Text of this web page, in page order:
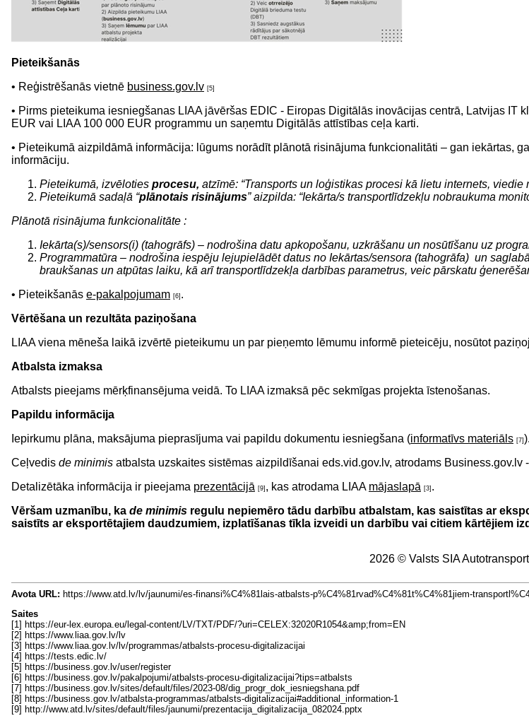
Pieteikšanās
• Reģistrēšanās vietnē business.gov.lv [5]
• Pirms pieteikuma iesniegšanas LIAA jāvēršas EDIC - Eiropas Digitālās inovācijas centrā, Latvijas IT
EUR vai LIAA 100 000 EUR programmu un saņemtu Digitālās attīstības ceļa karti.
• Pieteikumā aizpildāmā informācija: lūgums norādīt plānotā risinājuma funkcionalitāti – gan iekārtas,
informāciju.
Pieteikumā, izvēloties procesu, atzīmē: “Transports un loģistikas procesi kā lietu internets,
Pieteikumā sadaļā “plānotais risinājums” aizpilda: “Iekārta/s transportlīdzekļu nobraukuma
Plānotā risinājuma funkcionalitāte :
Iekārta(s)/sensors(i) (tahogrāfs) – nodrošina datu apkopošanu, uzkrāšanu un nosūtīšanu uz
Programmatūra – nodrošina iespēju lejupielādēt datus no Iekārtas/sensora (tahogrāfa) un
braukšanas un atpūtas laiku, kā arī transportlīdzekļa darbības parametrus, veic pārskatu
• Pieteikšanās e-pakalpojumam [6] .
Vērtēšana un rezultāta paziņošana
LIAA viena mēneša laikā izvērtē pieteikumu un par pieņemto lēmumu informē pieteicēju, nosūtot
Atbalsta izmaksa
Atbalsts pieejams mērķfinansējuma veidā. To LIAA izmaksā pēc sekmīgas projekta īstenošanas.
Papildu informācija
Iepirkumu plāna, maksājuma pieprasījuma vai papildu dokumentu iesniegšana (informatīvs materiāls [7] ).
Ceļvedis de minimis atbalsta uzskaites sistēmas aizpildīšanai eds.vid.gov.lv, atrodams Business.gov.lv
Detalizētāka informācija ir pieejama prezentācijā [9] , kas atrodama LIAA mājaslapā [3] .
Vēršam uzmanību, ka de minimis regulu nepiemēro tādu darbību atbalstam, kas saistītas ar
saistīts ar eksportētajiem daudzumiem, izplatīšanas tīkla izveidi un darbību vai citiem kārtējiem
2026 © Valsts SIA
Avota URL: https://www.atd.lv/lv/jaunumi/es-finansi%C4%81lais-atbalsts-p%C4%81rvad%C4%81t%C4%81jiem-
Saites
[1] https://eur-lex.europa.eu/legal-content/LV/TXT/PDF/?uri=CELEX:32020R1054&amp;from=EN
[2] https://www.liaa.gov.lv/lv
[3] https://www.liaa.gov.lv/lv/programmas/atbalsts-procesu-digitalizacijai
[4] https://tests.edic.lv/
[5] https://business.gov.lv/user/register
[6] https://business.gov.lv/pakalpojumi/atbalsts-procesu-digitalizacijai?tips=atbalsts
[7] https://business.gov.lv/sites/default/files/2023-08/dig_progr_dok_iesniegshana.pdf
[8] https://business.gov.lv/atbalsta-programmas/atbalsts-digitalizacijai#additional_information-1
[9] http://www.atd.lv/sites/default/files/jaunumi/prezentacija_digitalizacija_082024.pptx